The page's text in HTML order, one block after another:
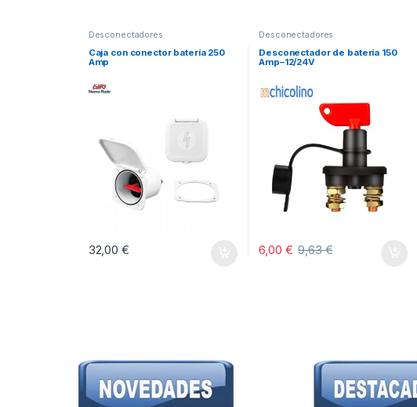
Desconectadores
Caja con conector batería 250
Amp
32,00 €
Desconectadores
Desconectador de batería 150
Amp–12/24V
6,00 € 9,63€